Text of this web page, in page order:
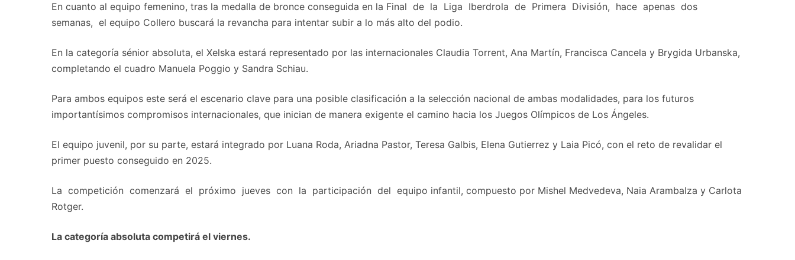
En cuanto al equipo femenino, tras la medalla de bronce conseguida en la Final de la Liga Iberdrola de Primera División, hace apenas dos
semanas, el equipo Collero buscará la revancha para intentar subir a lo más alto del podio.
En la categoría sénior absoluta, el Xelska estará representado por las internacionales Claudia Torrent, Ana Martín, Francisca Cancela y Brygida Urbanska,
completando el cuadro Manuela Poggio y Sandra Schiau.
Para ambos equipos este será el escenario clave para una posible clasificación a la selección nacional de ambas modalidades, para los futuros
importantísimos compromisos internacionales, que inician de manera exigente el camino hacia los Juegos Olímpicos de Los Ángeles.
El equipo juvenil, por su parte, estará integrado por Luana Roda, Ariadna Pastor, Teresa Galbis, Elena Gutierrez y Laia Picó, con el reto de revalidar el
primer puesto conseguido en 2025.
La competición comenzará el próximo jueves con la participación del equipo infantil, compuesto por Mishel Medvedeva, Naia Arambalza y Carlota
Rotger.
La categoría absoluta competirá el viernes.